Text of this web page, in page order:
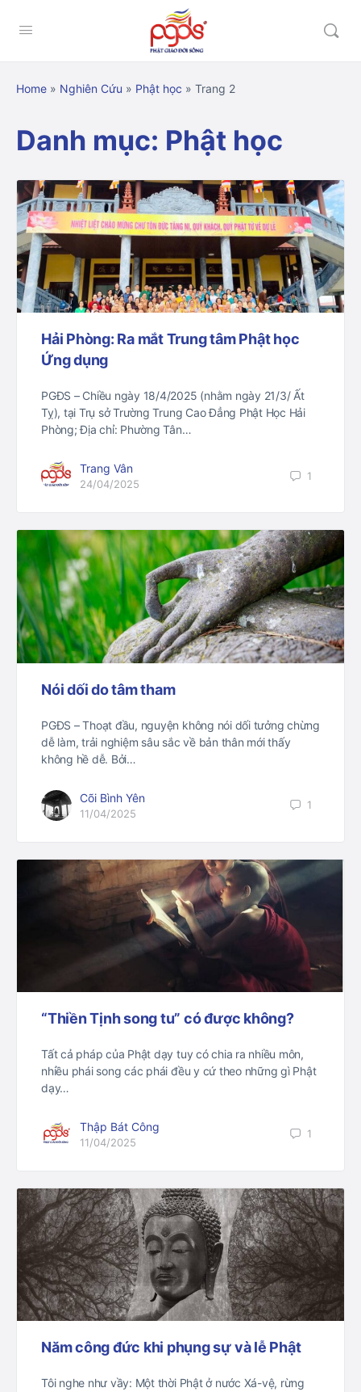
Home » Nghiên Cứu » Phật học » Trang 2
Danh mục: Phật học
Hải Phòng: Ra mắt Trung tâm Phật học
Ứng dụng
PGĐS – Chiều ngày 18/4/2025 (nhằm ngày 21/3/ Ất
Tỵ), tại Trụ sở Trường Trung Cao Đẳng Phật Học Hải
Phòng; Địa chỉ: Phường Tân…
Trang Vân
24/04/2025
1
Nói dối do tâm tham
PGĐS – Thoạt đầu, nguyện không nói dối tưởng chừng
dễ làm, trải nghiệm sâu sắc về bản thân mới thấy
không hề dễ. Bởi…
Cõi Bình Yên
11/04/2025
1
“Thiền Tịnh song tu” có được không?
Tất cả pháp của Phật dạy tuy có chia ra nhiều môn,
nhiều phái song các phái đều y cứ theo những gì Phật
dạy…
Thập Bát Công
11/04/2025
1
Năm công đức khi phụng sự và lễ Phật
Tôi nghe như vầy: Một thời Phật ở nước Xá-vệ, rừng